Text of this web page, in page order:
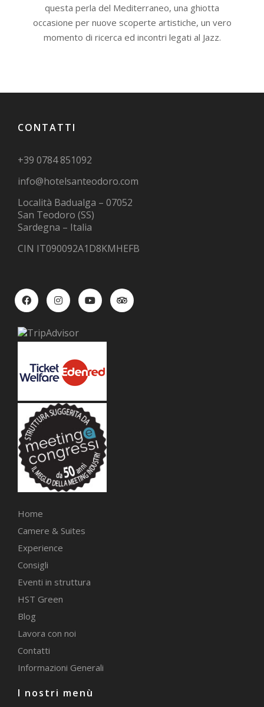
questa perla del Mediterraneo, una ghiotta
occasione per nuove scoperte artistiche, un vero
momento di ricerca ed incontri legati al Jazz.
CONTATTI
+39 0784 851092
info@hotelsanteodoro.com
Località Badualga – 07052
San Teodoro (SS)
Sardegna – Italia
CIN IT090092A1D8KMHEFB
Home
Camere & Suites
Experience
Consigli
Eventi in struttura
HST Green
Blog
Lavora con noi
Contatti
Informazioni Generali
I nostri menù